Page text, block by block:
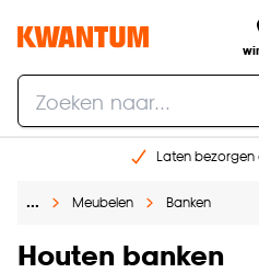
Laten
Gratis raam advies
… Meubelen Banken
Houten banken